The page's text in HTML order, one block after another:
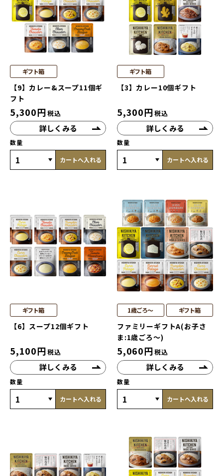
ギフト箱
【9】カレー&スープ11個ギ
フト
5,300円税込
詳しくみる
数量
カートへ入れる
ギフト箱
【3】カレー10個ギフト
5,300円税込
詳しくみる
数量
カートへ入れる
ギフト箱
【6】スープ12個ギフト
5,100円税込
詳しくみる
数量
カートへ入れる
1歳ごろ～ ギフト箱
ファミリーギフトA(お子さ
ま:1歳ごろ～)
5,060円税込
詳しくみる
数量
カートへ入れる